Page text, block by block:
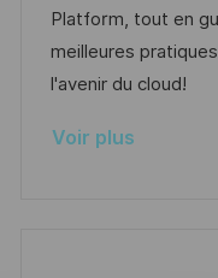
a
t
i
n
a
f
f
c
n
c
o
r
i
Platform, tout en
meilleures
l'avenir du cloud!
Voir plus